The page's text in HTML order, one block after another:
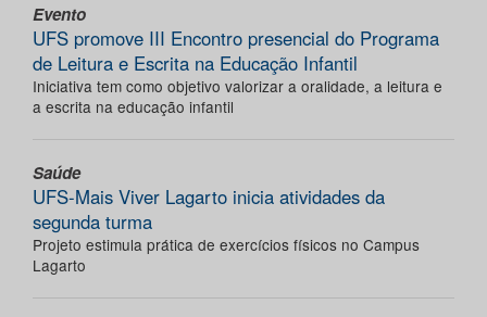
Evento
UFS promove III Encontro presencial do Programa
de Leitura e Escrita na Educação Infantil
Iniciativa tem como objetivo valorizar a oralidade, a leitura e
a escrita na educação infantil
Saúde
UFS-Mais Viver Lagarto inicia atividades da
segunda turma
Projeto estimula prática de exercícios físicos no Campus
Lagarto